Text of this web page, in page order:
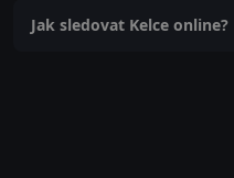
Jak sledovat Kelce online?